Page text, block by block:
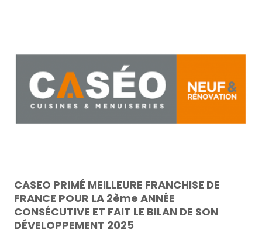
CASEO PRIMÉ MEILLEURE FRANCHISE DE
FRANCE POUR LA 2ème ANNÉE
CONSÉCUTIVE ET FAIT LE BILAN DE SON
DÉVELOPPEMENT 2025